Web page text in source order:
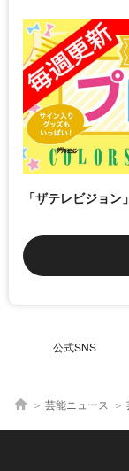
「ザテレビジョン
公式SNS
芸能ニュース